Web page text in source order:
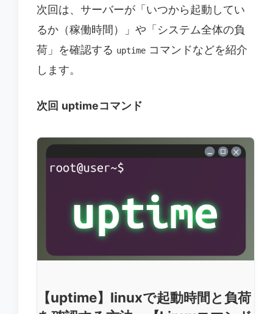
次回は、サーバーが「いつから起動してい
るか（稼働時間）」や「システム全体の負
荷」を確認する uptime コマンドなどを紹介
します。
次回 uptimeコマンド
【uptime】linuxで起動時間と負荷